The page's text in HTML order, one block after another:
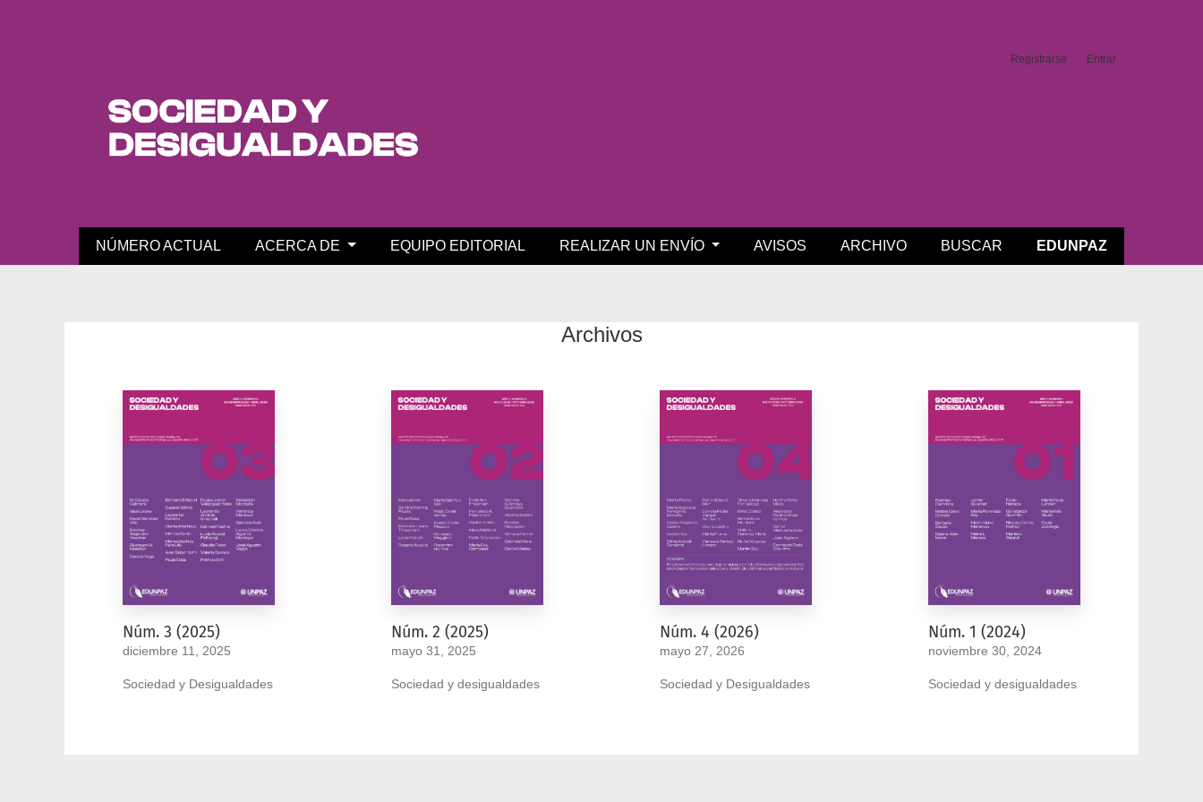
NÚMERO ACTUAL ACERCA DE EQUIPO EDITORIAL REALIZAR UN ENVÍO AVISOS ARCHIVO BUSCAR EDUNPAZ
Registrarse Entrar
Archivos
Núm. 3 (2025)
diciembre 11, 2025
Sociedad y Desigualdades
Núm. 2 (2025)
mayo 31, 2025
Sociedad y desigualdades
Núm. 4 (2026)
mayo 27, 2026
Sociedad y Desigualdades
Núm. 1 (2024)
noviembre 30, 2024
Sociedad y desigualdades